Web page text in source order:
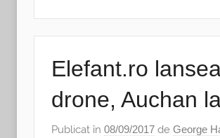
Elefant.ro
drone, Auchan
Publicat în 08/09/2017 de George